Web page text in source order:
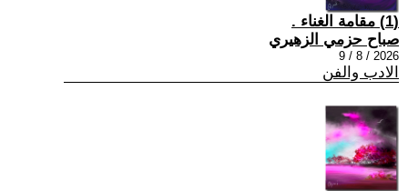
(1) مقامة الغناء .
صباح حزمي الزهيري
2026 / 8 / 9
الادب والفن